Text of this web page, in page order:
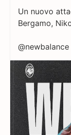
Un nuovo
Bergamo,